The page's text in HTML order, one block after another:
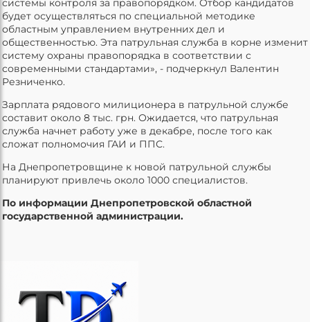
системы контроля за правопорядком. Отбор кандидатов
будет осуществляться по специальной методике
областным управлением внутренних дел и
общественностью. Эта патрульная служба в корне изменит
систему охраны правопорядка в соответствии с
современными стандартами», - подчеркнул Валентин
Резниченко.
Зарплата рядового милиционера в патрульной службе
составит около 8 тыс. грн. Ожидается, что патрульная
служба начнет работу уже в декабре, после того как
сложат полномочия ГАИ и ППС.
На Днепропетровщине к новой патрульной службы
планируют привлечь около 1000 специалистов.
По информации Днепропетровской областной
государственной администрации.